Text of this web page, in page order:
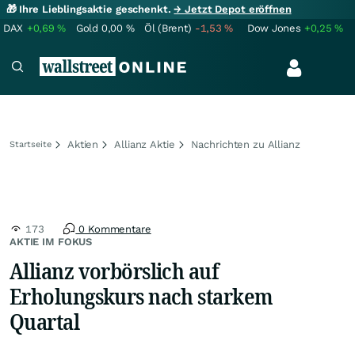
🎁 Ihre Lieblingsaktie geschenkt.→ Jetzt Depot eröffnen
DAX +0,69% Gold 0,00 % Öl (Brent) -1,53% Dow Jones +0,25%
Startseite Aktien Allianz Aktie Nachrichten zu Allianz
AKTIE IM FOKUS
173 0 Kommentare
Allianz vorbörslich auf
Erholungskurs nach starkem
Quartal